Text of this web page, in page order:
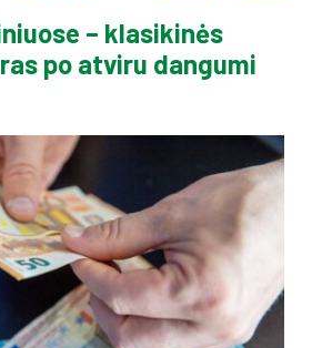
– klasikinės
po atviru dangumi